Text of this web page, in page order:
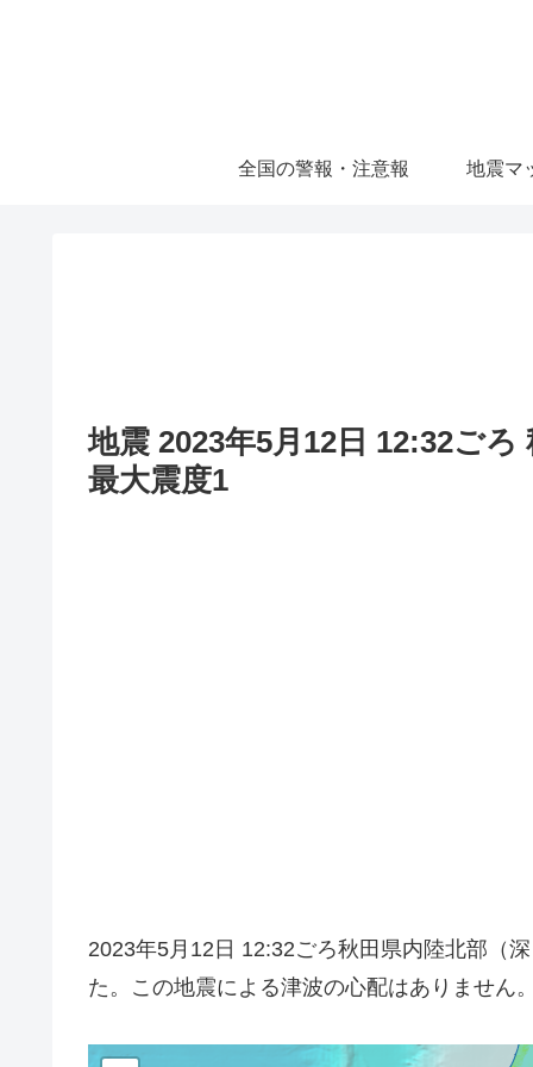
全国の警報・注意報 地震マ
地震 2023年5月12日 12:32ご
最大震度1
2023年5月12日 12:32ごろ秋田県内陸北部（
た。この地震による津波の心配はありません